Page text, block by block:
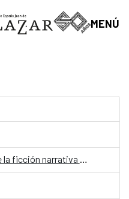
MENÚ
“Reencuentros” y “Caminos de la ficción narrativa paraguaya (de 1544 a 1960)”